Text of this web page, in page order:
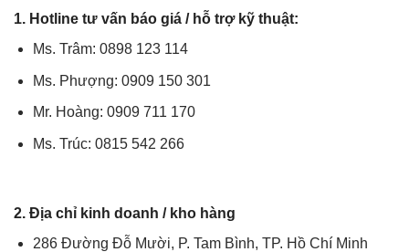
1. Hotline tư vấn báo giá / hỗ trợ kỹ thuật:
Ms. Trâm: 0898 123 114
Ms. Phượng: 0909 150 301
Mr. Hoàng: 0909 711 170
Ms. Trúc: 0815 542 266
2. Địa chỉ kinh doanh / kho hàng
286 Đường Đỗ Mười, P. Tam Bình, TP. Hồ Chí Minh